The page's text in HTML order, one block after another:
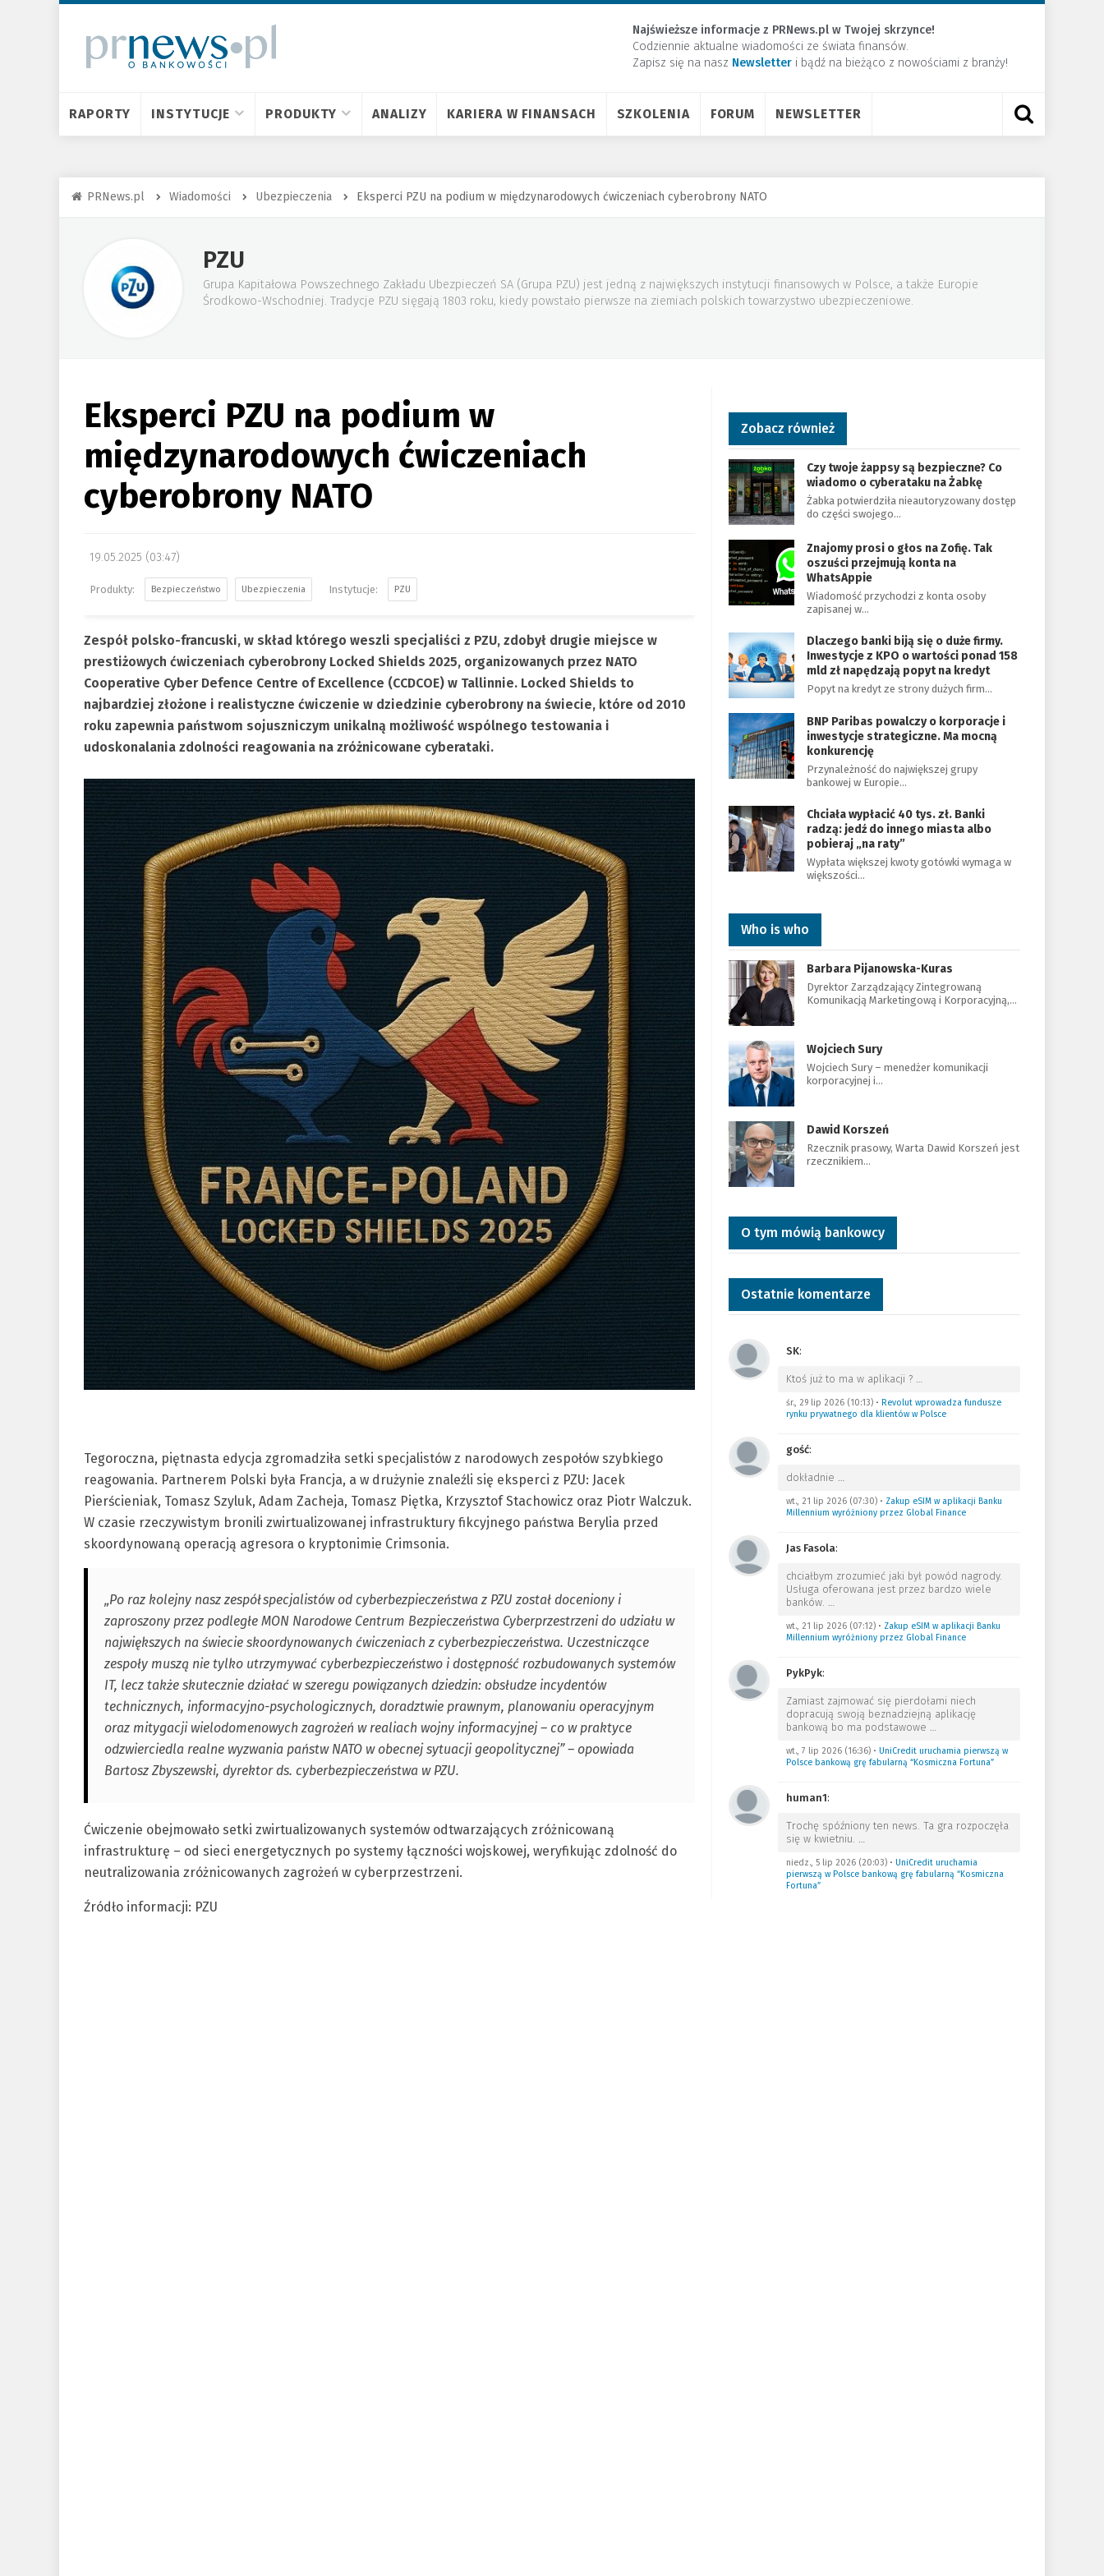
Najświeższe informacje z PRNews.pl w Twojej skrzynce!
Codziennie aktualne wiadomości ze świata finansów.
Zapisz się na nasz Newsletter ​i bądź na bieżąco z nowościami z branży!
RAPORTY INSTYTUCJE PRODUKTY ANALIZY KARIERA W FINANSACH SZKOLENIA FORUM NEWSLETTER
PRNews.pl Wiadomości Ubezpieczenia Eksperci PZU na podium w międzynarodowych ćwiczeniach cyberobrony NATO
PZU
Grupa Kapitałowa Powszechnego Zakładu Ubezpieczeń SA (Grupa PZU) jest jedną z największych instytucji finansowych w Polsce, a także Europie
Środkowo-Wschodniej. Tradycje PZU sięgają 1803 roku, kiedy powstało pierwsze na ziemiach polskich towarzystwo ubezpieczeniowe.
Eksperci PZU na podium w
międzynarodowych ćwiczeniach
cyberobrony NATO
19.05.2025 (03:47)
Bezpieczeństwo Ubezpieczenia PZU
Zespół polsko-francuski, w skład którego weszli specjaliści z PZU, zdobył drugie miejsce w
prestiżowych ćwiczeniach cyberobrony Locked Shields 2025, organizowanych przez NATO
Cooperative Cyber Defence Centre of Excellence (CCDCOE) w Tallinnie. Locked Shields to
najbardziej złożone i realistyczne ćwiczenie w dziedzinie cyberobrony na świecie, które od 2010
roku zapewnia państwom sojuszniczym unikalną możliwość wspólnego testowania i
udoskonalania zdolności reagowania na zróżnicowane cyberataki.
Tegoroczna, piętnasta edycja zgromadziła setki specjalistów z narodowych zespołów szybkiego
reagowania. Partnerem Polski była Francja, a w drużynie znaleźli się eksperci z PZU: Jacek
Pierścieniak, Tomasz Szyluk, Adam Zacheja, Tomasz Piętka, Krzysztof Stachowicz oraz Piotr Walczuk.
W czasie rzeczywistym bronili zwirtualizowanej infrastruktury fikcyjnego państwa Berylia przed
skoordynowaną operacją agresora o kryptonimie Crimsonia.
„Po raz kolejny nasz zespół specjalistów od cyberbezpieczeństwa z PZU został doceniony i
zaproszony przez podległe MON Narodowe Centrum Bezpieczeństwa Cyberprzestrzeni do udziału w
największych na świecie skoordynowanych ćwiczeniach z cyberbezpieczeństwa. Uczestniczące
zespoły muszą nie tylko utrzymywać cyberbezpieczeństwo i dostępność rozbudowanych systemów
IT, lecz także skutecznie działać w szeregu powiązanych dziedzin: obsłudze incydentów
technicznych, informacyjno-psychologicznych, doradztwie prawnym, planowaniu operacyjnym
oraz mitygacji wielodomenowych zagrożeń w realiach wojny informacyjnej – co w praktyce
odzwierciedla realne wyzwania państw NATO w obecnej sytuacji geopolitycznej” – opowiada
Bartosz Zbyszewski, dyrektor ds. cyberbezpieczeństwa w PZU.
Ćwiczenie obejmowało setki zwirtualizowanych systemów odtwarzających zróżnicowaną
infrastrukturę – od sieci energetycznych po systemy łączności wojskowej, weryfikując zdolność do
neutralizowania zróżnicowanych zagrożeń w cyberprzestrzeni.
Źródło informacji: PZU
Zobacz również
Czy twoje żappsy są bezpieczne? Co
wiadomo o cyberataku na Żabkę
Żabka potwierdziła nieautoryzowany dostęp
do części swojego…
Znajomy prosi o głos na Zofię. Tak
oszuści przejmują konta na
WhatsAppie
Wiadomość przychodzi z konta osoby
zapisanej w…
Dlaczego banki biją się o duże firmy.
Inwestycje z KPO o wartości ponad 158
mld zł napędzają popyt na kredyt
Popyt na kredyt ze strony dużych firm…
BNP Paribas powalczy o korporacje i
inwestycje strategiczne. Ma mocną
konkurencję
Przynależność do największej grupy
bankowej w Europie…
Chciała wypłacić 40 tys. zł. Banki
radzą: jedź do innego miasta albo
pobieraj „na raty”
Wypłata większej kwoty gotówki wymaga w
większości…
Who is who
Barbara Pijanowska-Kuras
Dyrektor Zarządzający Zintegrowaną
Komunikacją Marketingową i Korporacyjną,…
Wojciech Sury
Wojciech Sury – menedżer komunikacji
korporacyjnej i…
Dawid Korszeń
Rzecznik prasowy, Warta Dawid Korszeń jest
rzecznikiem…
O tym mówią bankowcy
Ostatnie komentarze
SK:
Ktoś już to ma w aplikacji ? …
śr., 29 lip 2026 (10:13)• Revolut wprowadza fundusze
rynku prywatnego dla klientów w Polsce
gość:
dokładnie …
wt., 21 lip 2026 (07:30)• Zakup eSIM w aplikacji Banku
Millennium wyróżniony przez Global Finance
Jas Fasola:
chciałbym zrozumieć jaki był powód nagrody.
Usługa oferowana jest przez bardzo wiele
banków. …
wt., 21 lip 2026 (07:12)• Zakup eSIM w aplikacji Banku
Millennium wyróżniony przez Global Finance
PykPyk:
Zamiast zajmować się pierdołami niech
dopracują swoją beznadziejną aplikację
bankową bo ma podstawowe …
wt., 7 lip 2026 (16:36)• UniCredit uruchamia pierwszą w
Polsce bankową grę fabularną “Kosmiczna Fortuna”
human1:
Trochę spóźniony ten news. Ta gra rozpoczęła
się w kwietniu. …
niedz., 5 lip 2026 (20:03)• UniCredit uruchamia
pierwszą w Polsce bankową grę fabularną “Kosmiczna
Fortuna”